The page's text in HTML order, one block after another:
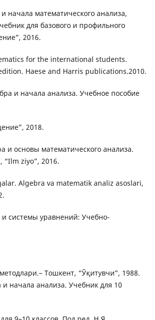
начала математического анализа,
для базового и профильного
2016.
for the international students.
Haese and Harris publications.2010.
и начала анализа. Учебное пособие
2018.
и основы математического анализа.
“Ilm ziyo”, 2016.
Algebra va matematik analiz asoslari,
системы уравнений: Учебно-
Тошкент, “Ўқитувчи”, 1988.
начала анализа. Учебник для 10